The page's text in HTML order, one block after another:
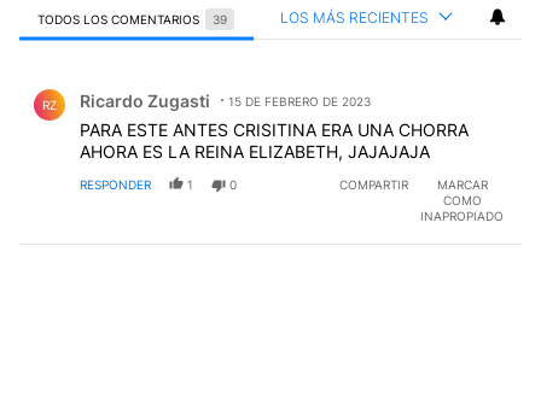
TODOS LOS COMENTARIOS 39 LOS MÁS RECIENTES
RZ Ricardo Zugasti 15 DE FEBRERO DE 2023
PARA ESTE ANTES CRISITINA ERA UNA CHORRA
AHORA ES LA REINA ELIZABETH, JAJAJAJA
RESPONDER 1 0 COMPARTIR
MARCAR
COMO
INAPROPIADO